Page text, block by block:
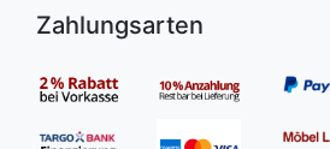
Zahlungsarten